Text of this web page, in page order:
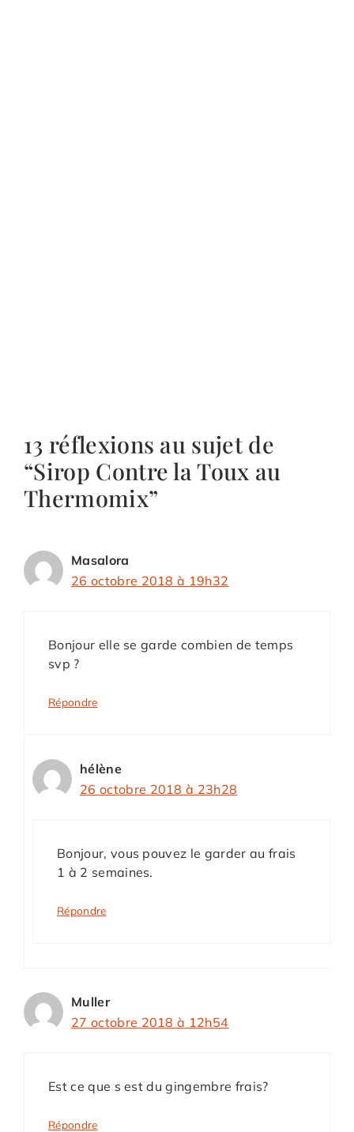
13 réflexions au sujet de
“Sirop Contre la Toux au
Thermomix”
Masalora
26 octobre 2018 à 19h32
Bonjour elle se garde combien de temps
svp ?
Répondre
hélène
26 octobre 2018 à 23h28
Bonjour, vous pouvez le garder au frais
1 à 2 semaines.
Répondre
Muller
27 octobre 2018 à 12h54
Est ce que s est du gingembre frais?
Répondre